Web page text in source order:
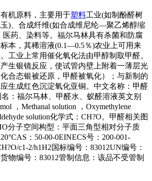
机原料，主要用于塑料工业(如制酚醛树
)、合成纤维(如合成维尼纶—聚乙烯醇缩
医药、染料等。福尔马林具有杀菌和防腐
本，其稀溶液(0.1—0.5％)农业上可用来
工业上常用催化氧化法由甲醇制取甲醛。
生银镜反应，使试管内壁上附着一薄层光
合态银被还原，甲醛被氧化）；与新制的
生成红色沉淀氧化亚铜。中文名称：甲醛
名：福尔马林、甲醛水、蚁醛溶液英文别
，Methanal solution ，Oxymethylene
solution化学式：CH?O。甲醛相关图
分子空间构型：平面三角型相对分子质
：50-00-0EINECS号：200-001-
c1-2/h1H2国标编号：83012UN编号：
物编号：83012管制信息：该品不受管制